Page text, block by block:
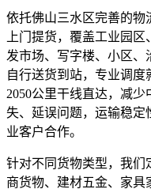
依托佛山三水区完善的物
上门提货，覆盖工业园
发市场、写字楼、小区、
自行送货到站，专业调
2050公里干线直达，减
失、延误问题，运输稳定
业客户合作。
针对不同货物类型，我们
商货物、建材五金、家具